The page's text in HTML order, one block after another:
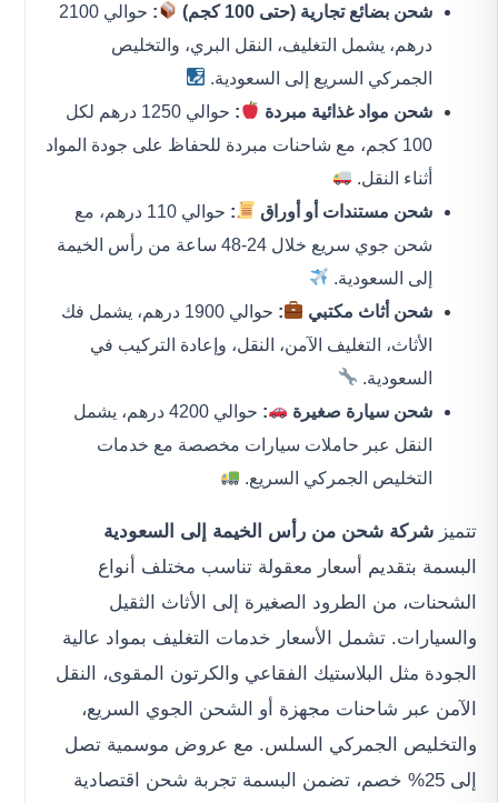
شحن بضائع تجارية (حتى 100 كجم)
:
حوالي 2100
درهم، يشمل التغليف، النقل البري، والتخليص
الجمركي السريع إلى السعودية.
شحن مواد غذائية مبردة
:
حوالي 1250 درهم لكل
100 كجم، مع شاحنات مبردة للحفاظ على جودة المواد
أثناء النقل.
شحن مستندات أو أوراق
:
حوالي 110 درهم، مع
شحن جوي سريع خلال 24-48 ساعة من رأس الخيمة
إلى السعودية.
شحن أثاث مكتبي
:
حوالي 1900 درهم، يشمل فك
الأثاث، التغليف الآمن، النقل، وإعادة التركيب في
السعودية.
شحن سيارة صغيرة
:
حوالي 4200 درهم، يشمل
النقل عبر حاملات سيارات مخصصة مع خدمات
التخليص الجمركي السريع.
تتميز شركة شحن من رأس الخيمة إلى السعودية
البسمة بتقديم أسعار معقولة تناسب مختلف أنواع
الشحنات، من الطرود الصغيرة إلى الأثاث الثقيل
والسيارات. تشمل الأسعار خدمات التغليف بمواد عالية
الجودة مثل البلاستيك الفقاعي والكرتون المقوى، النقل
الآمن عبر شاحنات مجهزة أو الشحن الجوي السريع،
والتخليص الجمركي السلس. مع عروض موسمية تصل
إلى 25% خصم، تضمن البسمة تجربة شحن اقتصادية